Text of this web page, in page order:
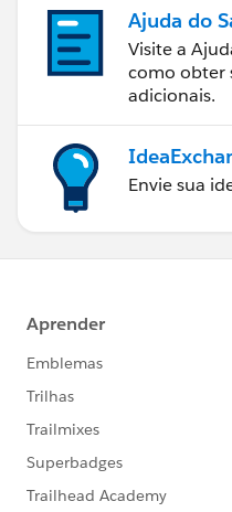
Ajuda do
Visite a
como obter
adicionais.
Envie sua